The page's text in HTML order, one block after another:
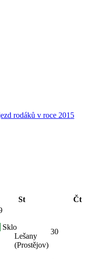
rodáků v roce 2015
St
Čt
Sklo
Lešany
(Prostějov)
30